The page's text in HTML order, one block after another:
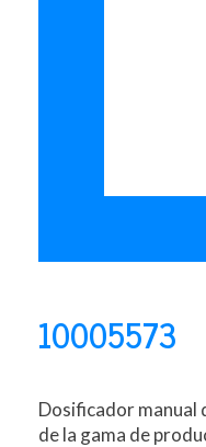
10005573
Dosificador manual
de la gama de